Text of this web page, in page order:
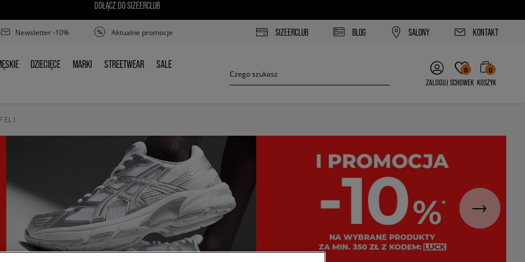
DOŁĄCZ DO SIZEERCLUB
Newsletter -10% Aktualne promocje SIZEERCLUB BLOG SALONY KONTAKT
DZIECIĘCE
DZIECIĘCE MARKI
MARKI STREETWEAR
STREETWEAR SALE
SALE
ZALOGUJ
0
SCHOWEK
0
KOSZYK
EL I